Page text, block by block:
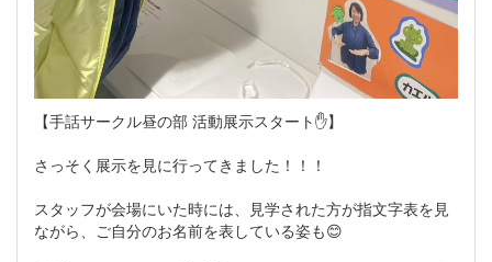
【手話サークル昼の部 活動展示スタート✋】
さっそく展示を見に行ってきました！！！
スタッフが会場にいた時には、見学された方が指文字表を見
ながら、ご自分のお名前を表している姿も😊